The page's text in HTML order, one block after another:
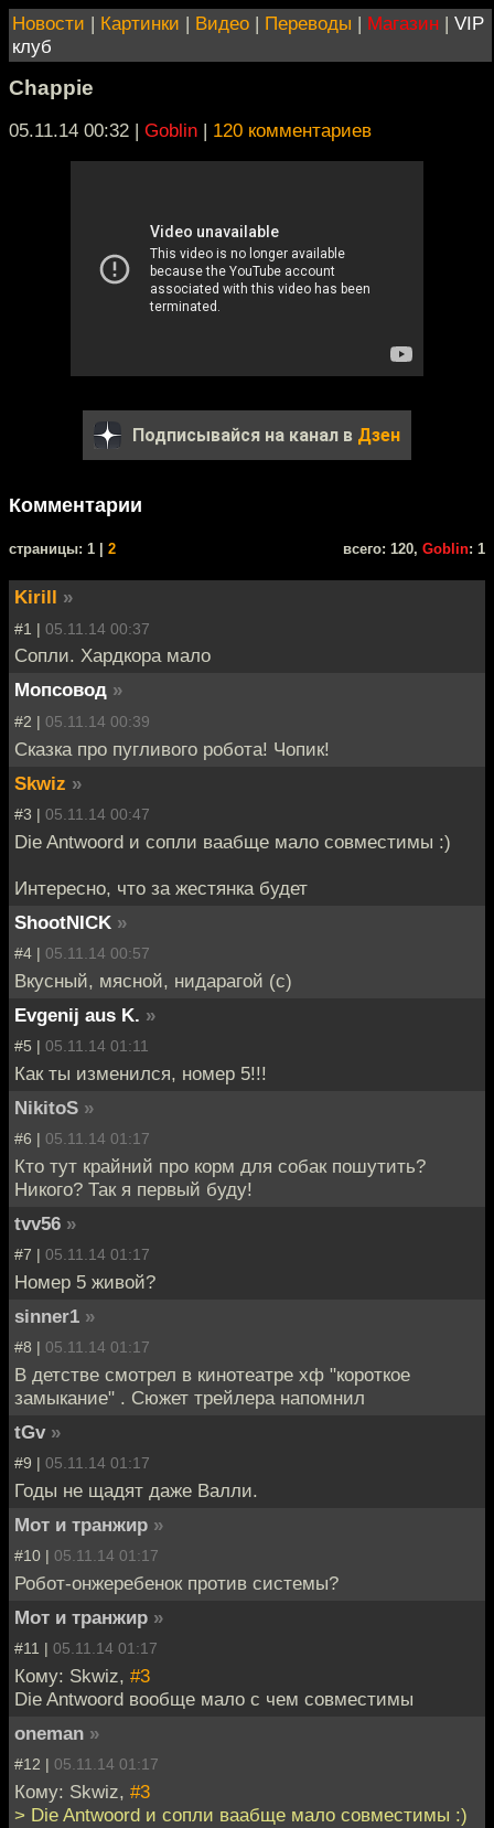
Новости | Картинки | Видео | Переводы | Магазин | VIP
клуб
Chappie
05.11.14 00:32 | Goblin | 120 комментариев
Подписывайся на канал в Дзен
Комментарии
cтраницы: 1 | 2 всего: 120, Goblin: 1
Kirill »
#1 | 05.11.14 00:37
Сопли. Хардкора мало
Мопсовод »
#2 | 05.11.14 00:39
Сказка про пугливого робота! Чопик!
Skwiz »
#3 | 05.11.14 00:47
Die Antwoord и сопли ваабще мало совместимы :)
Интересно, что за жестянка будет
ShootNICK »
#4 | 05.11.14 00:57
Вкусный, мясной, нидарагой (с)
Evgenij aus K. »
#5 | 05.11.14 01:11
Как ты изменился, номер 5!!!
NikitoS »
#6 | 05.11.14 01:17
Кто тут крайний про корм для собак пошутить?
Никого? Так я первый буду!
tvv56 »
#7 | 05.11.14 01:17
Номер 5 живой?
sinner1 »
#8 | 05.11.14 01:17
В детстве смотрел в кинотеатре хф "короткое
замыкание" . Сюжет трейлера напомнил
tGv »
#9 | 05.11.14 01:17
Годы не щадят даже Валли.
Мот и транжир »
#10 | 05.11.14 01:17
Робот-онжеребенок против системы?
Мот и транжир »
#11 | 05.11.14 01:17
Кому: Skwiz, #3
Die Antwoord вообще мало с чем совместимы
oneman »
#12 | 05.11.14 01:17
Кому: Skwiz, #3
> Die Antwoord и сопли ваабще мало совместимы :)